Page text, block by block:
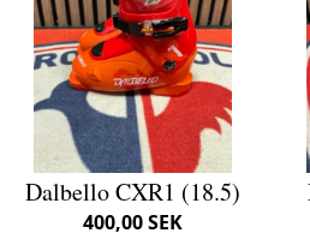
Dalbello CXR1 (18.5)
400,00 SEK